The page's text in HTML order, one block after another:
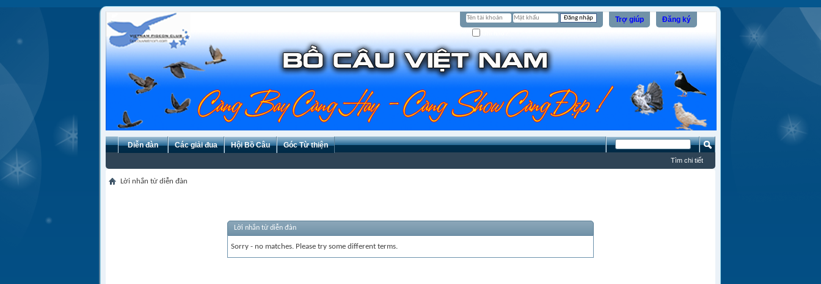
Đăng ký
Trợ giúp
Diễn đàn Các giải đua Hội Bồ Câu Góc Từ thiện
Tìm chi tiết
Lời nhắn từ diễn đàn
Lời nhắn từ diễn đàn
Sorry - no matches. Please try some different terms.